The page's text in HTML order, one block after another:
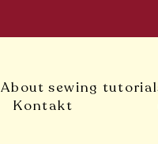
About sewing
Kontakt